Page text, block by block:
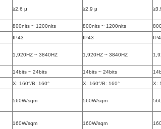
≥2.6 μ ≥2.9 μ
800nits ~ 1200nits 800nits ~ 1200nits
IP43 IP43
1,920HZ ~ 3840HZ 1,920HZ ~ 3840HZ
14bits ~ 24bits 14bits ~ 24bits
Χ: 160°/Β: 160° Χ: 160°/Β: 160° Χ:
560W/sqm 560W/sqm
160W/sqm 160W/sqm